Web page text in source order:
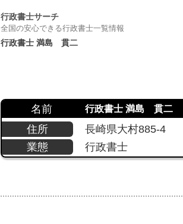
行政書士サーチ
全国の安心できる行政書士一覧情報
行政書士 満島 貫二
名前 行政書士 満島 貫二
住所
長崎県大村885-4
業態
行政書士